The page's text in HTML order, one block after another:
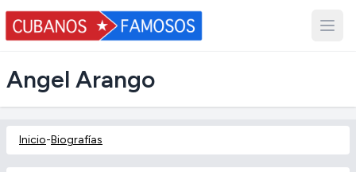
Angel Arango
Inicio-Biografías